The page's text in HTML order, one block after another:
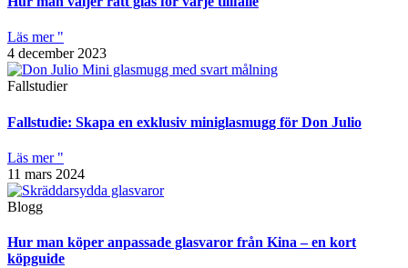
Läs mer "
4 december 2023
Fallstudier
Fallstudie: Skapa en exklusiv miniglasmugg för Don Julio
Läs mer "
11 mars 2024
Blogg
Hur man köper anpassade glasvaror från Kina – en kort
köpguide